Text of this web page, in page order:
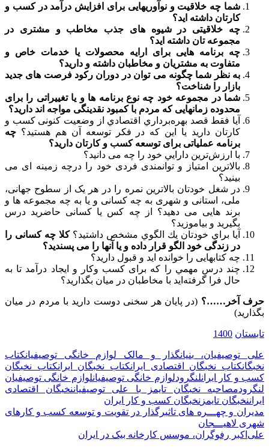
شما چه خلاقیت و نوآوریهایی برای افزایش درآمد در کسب و
کارتان داشته اید؟
چه خلاقیتی در شیوه های جذب مخاطب و مشتری در
مجموعه تان داشته اید؟
چه برنامه هایی برای ارایه محصولات یا خدمات خاص و
متفاوت به مشتریان و مخاطبان داشته و دارید؟
به نظر شما چگونه می توان در دوران رکود فرصت های جدید
بازار را شناخت؟
شما در مجموعه خود چه نوع برنامه ها و یا تغییراتی را برای
محدوده زمانهایی که مردم با کمبود نقدینگی مواجه اند دارید؟
آيا فقط قصد بهره‌برداري اقتصادي از وضعیت کنونی كسب و
كارتان داريد يا اين كه در فكر توسعه آن هم هستيد؟ چه
برنامه عملیاتی برای توسعه کسب و کارتان دارید؟
با ارزش‌ترين دارايي خود را چه می دانید؟
بالاترین امتیاز و توانمندی فردی خود را درچه زمینه ای می
بینید؟
در شغل خودتان بالاترین نمره را در هر یک از سطوح جهانی،
ملی، استانی و شهری به چه کسانی و یا به چه مجموعه ها و
برند هایی می دهید؟ از چه کس یا کسانی حاضرید درس
بگیرید و بیاموزید؟
آيا براي خودتان يك الگوي مشخص داشتيد؟کلا چه کسانی را
در زندگی خود الگو قرار داده و یا آنها را می پسندید؟
چه کتابهایی را خوانده اید و قبول دارید؟
چند درس مهمي را كه برای کسب وكار و ایجاد درآمد تا به
حال فرا گرفته‌ايد با مخاطبان در میان بگذارید؟
حرف آخر……؟ (در پایان هر سخنی دوست دارید با مردم در میان
بگذارید)
تابستان 1400
علی توصیفیان، بنیانگذار و مالک لوازم خانگی توصیفیانکتاب
نخبگانکتاب نخبگان اقتصادی ایرانکتاب نخبگان ایرانکتاب نخبگان
کسب و کار ایرانلنگرودلوازم خانگی توصیفیانلوازم خانگی توصیفیان
لنگرودمصاحبه نخبگان تایمز با علی توصیفیاننخبگان اقتصادی
ایراننخبگان تایمز نخبگان کسب و کار ایران
راهبری
نوشته
مدیران و چهـــره های تاثیرگذار در تقویت و توسعه کسب و کارهای
شهری لاهیـــجان
علی‌اکبر رفوگران، موسس کارخانه بیک در ایران